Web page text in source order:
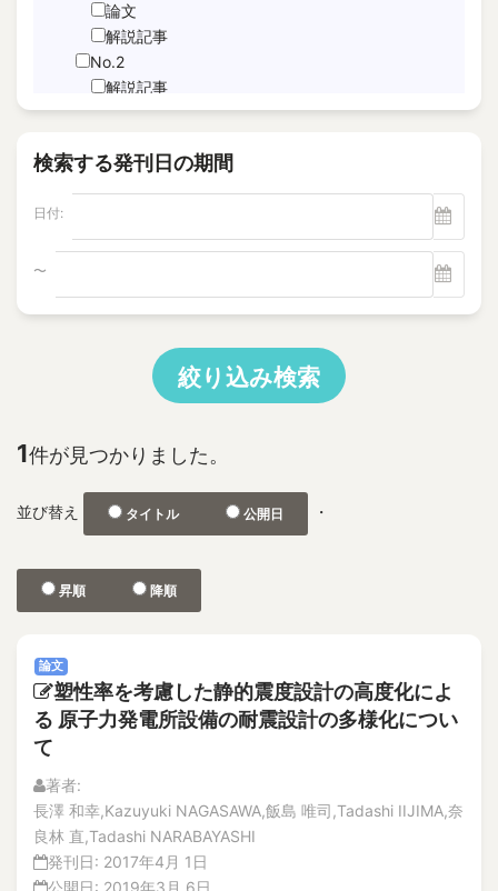
Screening
Time-Series Data Analysis
サブドレン
パルスエコー法、電磁共鳴法
モニタリング
塩分除去
逆浸透膜
"Foaming Prediction AI System
3-D depth acquisition
304SS 316LSS Austenitic Steel
360-degree camera
3D nonlinear FEM
3D photographic measurement
3D shape test object
3DAP
a burnt trace
A through hole for passing piping
A-FNS
Abnormal Behavior of Plant Parameters
論文
解説記事
No.2
解説記事
特集記事
No.1
論文
Vol.22
No.3
特集記事
解説記事
No.1
No.2
論文
Vol.21
論文
解説記事
解説記事
特集記事
No.1
論文
検索する発刊日の期間
日付:
〜
絞り込み検索
1件が見つかりました。
並び替え タイトル 公開日 ・
昇順 降順
論文
塑性率を考慮した静的震度設計の高度化によ
る 原子力発電所設備の耐震設計の多様化につい
て
著者:
長澤 和幸,Kazuyuki NAGASAWA,飯島 唯司,Tadashi IIJIMA,奈
良林 直,Tadashi NARABAYASHI
発刊日: 2017年4月 1日
公開日: 2019年3月 6日